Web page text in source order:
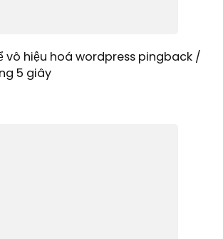
vô hiệu hoá wordpress pingback /
5 giây